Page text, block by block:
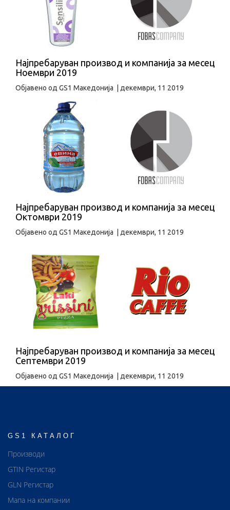
Најпребаруван производ и компанија за месец
Ноември 2019
Објавено од GS1 Македонија декември, 11 2019
Најпребаруван производ и компанија за месец
Октомври 2019
Објавено од GS1 Македонија декември, 11 2019
Најпребаруван производ и компанија за месец
Септември 2019
Објавено од GS1 Македонија декември, 11 2019
GS1 КАТАЛОГ
Производи
GTIN Регистар
GLN Регистар
Мапа на компании